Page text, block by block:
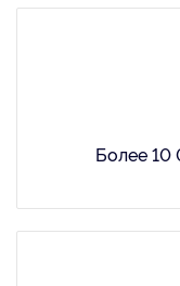
Более 10